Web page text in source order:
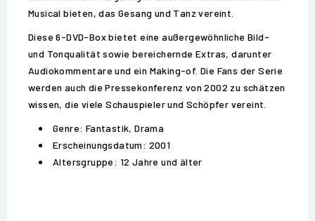
Musical bieten, das Gesang und Tanz vereint.
Diese 6-DVD-Box bietet eine außergewöhnliche Bild-
und Tonqualität sowie bereichernde Extras, darunter
Audiokommentare und ein Making-of. Die Fans der Serie
werden auch die Pressekonferenz von 2002 zu schätzen
wissen, die viele Schauspieler und Schöpfer vereint.
Genre: Fantastik, Drama
Erscheinungsdatum: 2001
Altersgruppe: 12 Jahre und älter